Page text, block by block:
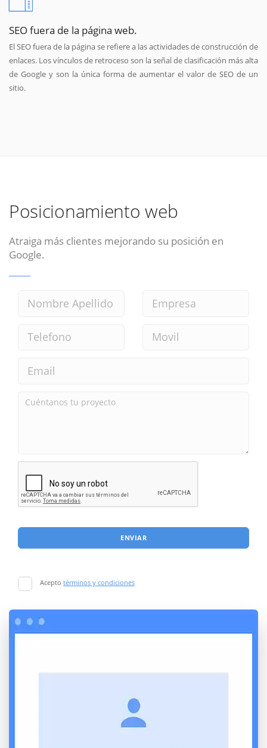
SEO fuera de la página web.
El SEO fuera de la página se refiere a las actividades de construcción de
enlaces. Los vínculos de retroceso son la señal de clasificación más alta
de Google y son la única forma de aumentar el valor de SEO de un
sitio.
Posicionamiento web
Atraiga más clientes mejorando su posición en
Google.
ENVIAR
Acepto términos y condiciones